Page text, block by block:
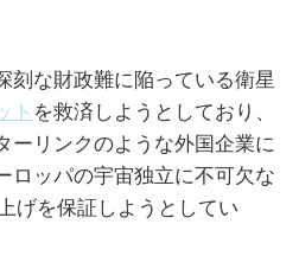
刻な財政難に陥っている衛星
ト を救済しようとしており、
ーリンクのような外国企業に
ロッパの宇宙独立に不可欠な
げを保証しようとしてい